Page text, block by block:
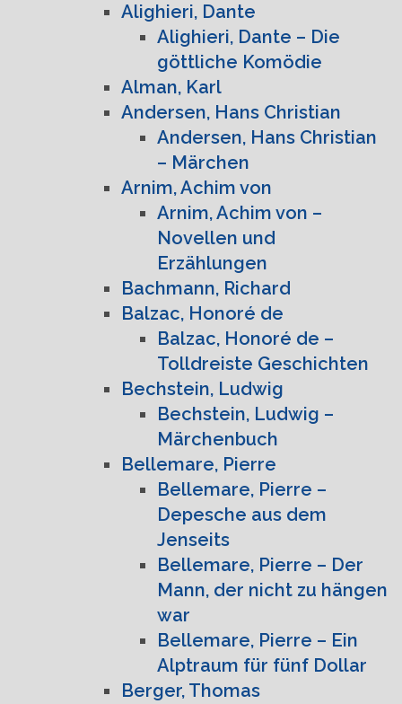
Alighieri, Dante
Alighieri, Dante – Die
göttliche Komödie
Alman, Karl
Andersen, Hans Christian
Andersen, Hans Christian
– Märchen
Arnim, Achim von
Arnim, Achim von –
Novellen und
Erzählungen
Bachmann, Richard
Balzac, Honoré de
Balzac, Honoré de –
Tolldreiste Geschichten
Bechstein, Ludwig
Bechstein, Ludwig –
Märchenbuch
Bellemare, Pierre
Bellemare, Pierre –
Depesche aus dem
Jenseits
Bellemare, Pierre – Der
Mann, der nicht zu hängen
war
Bellemare, Pierre – Ein
Alptraum für fünf Dollar
Berger, Thomas